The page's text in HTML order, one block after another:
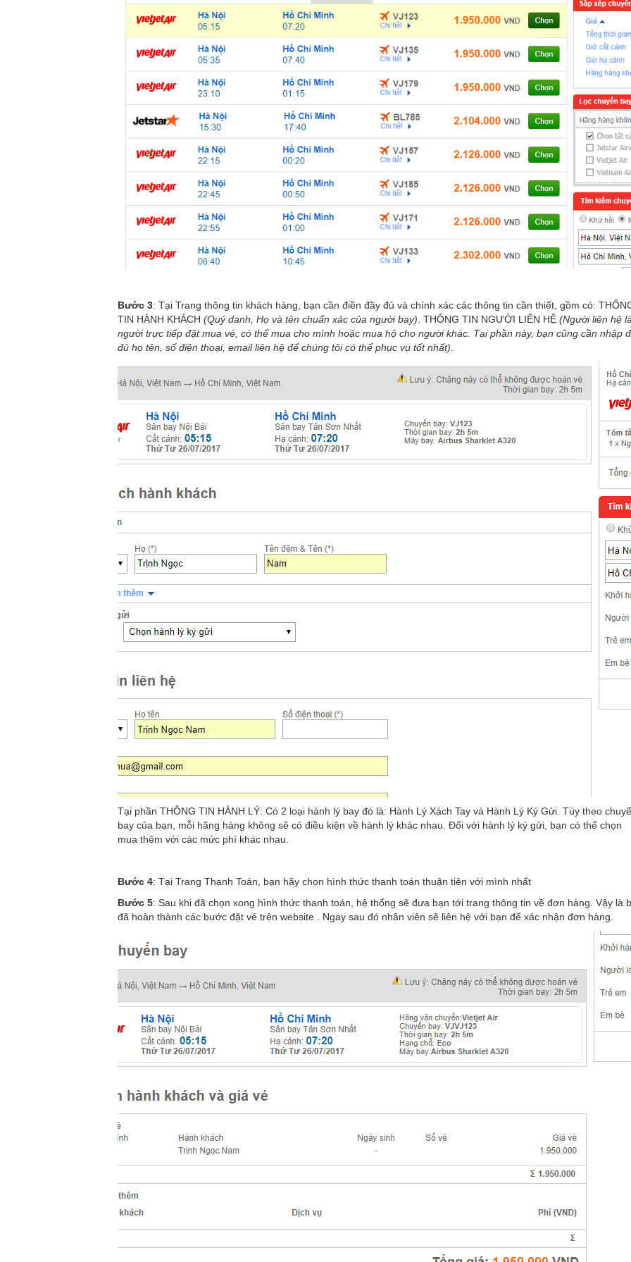
Bước 3: Tại Trang thông tin khách hàng, bạn cần điền đầy đủ và chính xác các thông tin cần thiết, gồm có:
TIN HÀNH KHÁCH (Quý danh, Họ và tên chuẩn xác của người bay) . THÔNG TIN NGƯỜI LIÊN HỆ (Người liên hệ
người trực tiếp đặt mua vé, có thể mua cho mình hoặc mua hộ cho người khác. Tại phần này, bạn cũng cần nhập
đủ họ tên, số điện thoại, email liên hệ để chúng tôi có thể phục vụ tốt nhất)
Tại phần THÔNG TIN HÀNH LÝ: Có 2 loại hành lý bay đó là: Hành Lý Xách Tay và Hành Lý Ký Gửi. Tùy theo
bay của bạn, mỗi hãng hàng không sẽ có điều kiện về hành lý khác nhau. Đối với hành lý ký gửi, bạn có thể chọn
mua thêm với các mức phí khác nhau.
Bước 4: Tại Trang Thanh Toán, bạn hãy chọn hình thức thanh toán thuận tiện với mình nhất
Bước 5: Sau khi đã chọn xong hình thức thanh toán, hệ thống sẽ đưa bạn tới trang thông tin về đơn hàng. Vậy là
đã hoàn thành các bước đặt vé trên website . Ngay sau đó nhân viên sẽ liên hệ với bạn để xác nhận đơn hàng.